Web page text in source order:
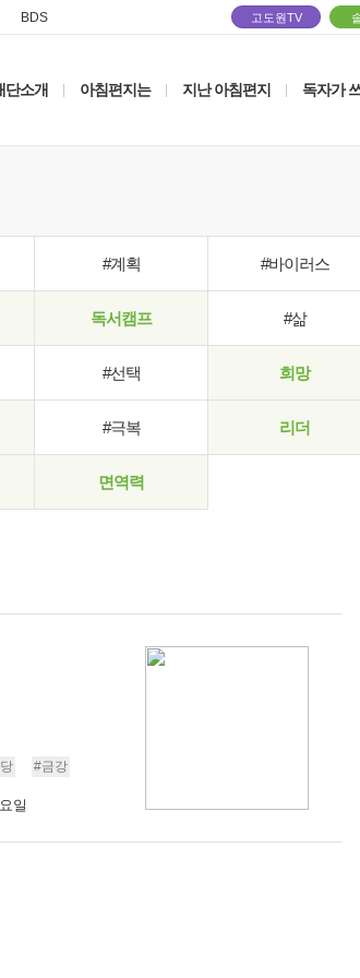
BDS 고도원TV
단소개 아침편지는 지난 아침편지 독자가
#계획 #바이러스
독서캠프 #삶
#선택 희망
#극복 리더
면역력
#금강
일